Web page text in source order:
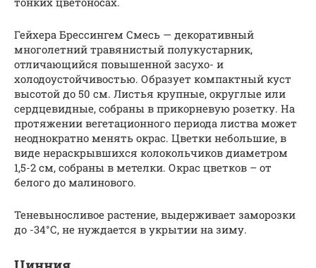
Гейхера Брессингем Смесь — декоративный
многолетний травянистый полукустарник,
отличающийся повышенной засухо- и
холодоустойчивостью. Образует компактный куст
высотой до 50 см. Листья крупные, округлые или
сердцевидные, собраны в прикорневую розетку. На
протяжении вегетационного периода листва может
неоднократно менять окрас. Цветки небольшие, в
виде нераскрывшихся колокольчиков диаметром
1,5-2 см, собраны в метелки. Окрас цветков – от
белого до малинового.
Теневыносливое растение, выдерживает заморозки
до -34°С, не нуждается в укрытии на зиму.